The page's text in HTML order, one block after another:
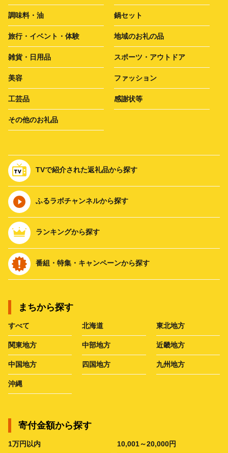
調味料・油 鍋セット
旅行・イベント・体験 地域のお礼の品
雑貨・日用品 スポーツ・アウトドア
美容 ファッション
工芸品 感謝状等
その他のお礼品
TVで紹介された返礼品から探す
ふるラボチャンネルから探す
ランキングから探す
番組・特集・キャンペーンから探す
まちから探す
すべて 北海道 東北地方
関東地方 中部地方 近畿地方
中国地方 四国地方 九州地方
沖縄
寄付金額から探す
1万円以内 10,001～20,000円